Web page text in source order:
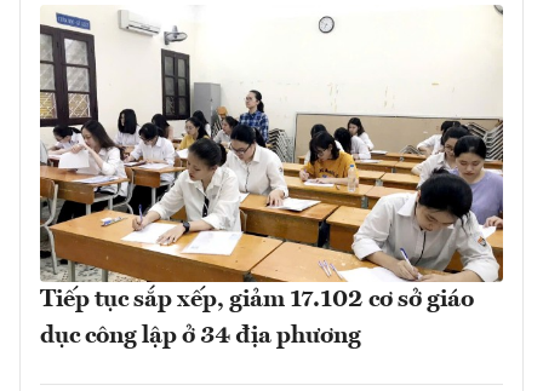
Tiếp tục sắp xếp, giảm 17.102 cơ sở giáo
dục công lập ở 34 địa phương